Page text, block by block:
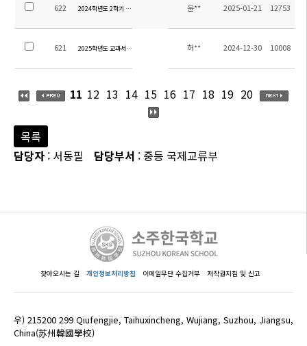
622 2024학년도 2학기 초등 방과후학교 교육활동비 집행내역 보고
윤** 2025-01-21 12753
621 2025학년도 교과서 목록 허** 2024-12-30 10008
11 12 13 14 15 16 17 18 19 20
목록
담당자 : 서동필 담당부서 : 중등 국제교류부
찾아오시는 길 개인정보처리방침 이메일무단 수집거부 저작권지침 및 신고
우) 215200 299 Qiufengjie, Taihuxincheng, Wujiang, Suzhou, Jiangsu,
China(苏州韓國學校)